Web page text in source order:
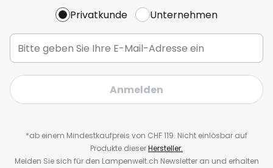
Privatkunde Unternehmen
Anmelden
*ab einem Mindestkaufpreis von CHF 119. Nicht einlösbar auf
Produkte dieserHersteller.
Melden Sie sich für den Lampenwelt.ch Newsletter an und erhalten